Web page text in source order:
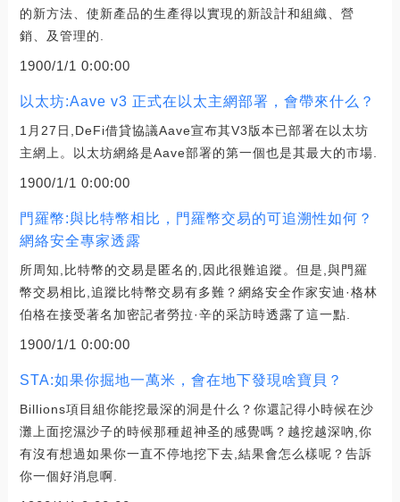
的新方法、使新產品的生產得以實現的新設計和組織、營
銷、及管理的.
1900/1/1 0:00:00
以太坊:Aave v3 正式在以太主網部署，會帶來什么？
1月27日,DeFi借貸協議Aave宣布其V3版本已部署在以太坊
主網上。以太坊網絡是Aave部署的第一個也是其最大的市場.
1900/1/1 0:00:00
門羅幣:與比特幣相比，門羅幣交易的可追溯性如何？
網絡安全專家透露
所周知,比特幣的交易是匿名的,因此很難追蹤。但是,與門羅
幣交易相比,追蹤比特幣交易有多難？網絡安全作家安迪·格林
伯格在接受著名加密記者勞拉·辛的采訪時透露了這一點.
1900/1/1 0:00:00
STA:如果你掘地一萬米，會在地下發現啥寶貝？
Billions項目組你能挖最深的洞是什么？你還記得小時候在沙
灘上面挖濕沙子的時候那種超神圣的感覺嗎？越挖越深吶,你
有沒有想過如果你一直不停地挖下去,結果會怎么樣呢？告訴
你一個好消息啊.